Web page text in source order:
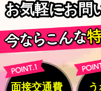
お気軽にお問
お気軽にお問
面接交通費